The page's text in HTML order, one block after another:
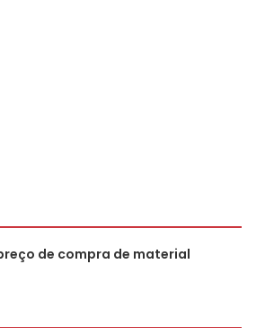
de compra de material